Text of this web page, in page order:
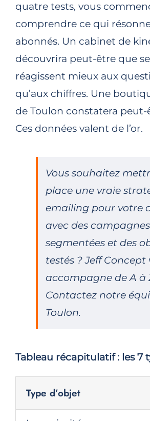
quatre tests, vous
comprendre ce qui
abonnés. Un cabinet de
découvrira peut-être que
réagissent mieux aux
qu’aux chiffres. Une
de Toulon constatera peut-
Ces données valent de l’or.
Vous souhaitez
place une vraie
emailing pour votre
avec des
segmentées et des
testés ? Jeff Concept
accompagne de A à
Contactez notre
Toulon.
Tableau récapitulatif : les 7
Type d’objet